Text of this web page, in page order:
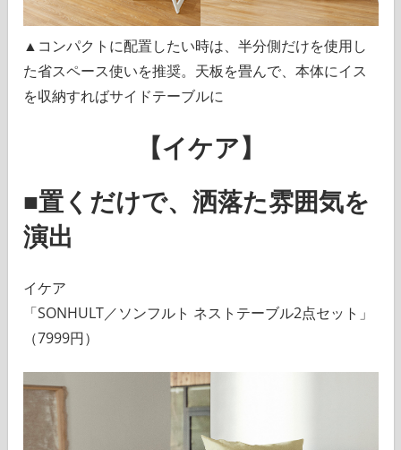
▲コンパクトに配置したい時は、半分側だけを使用し
た省スペース使いを推奨。天板を畳んで、本体にイス
を収納すればサイドテーブルに
【イケア】
■置くだけで、洒落た雰囲気を
演出
イケア
「SONHULT／ソンフルト ネストテーブル2点セット」
（7999円）